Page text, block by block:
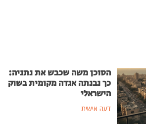
הסוכן משה שכבש את נתניה:
כך נבנתה אגדה מקומית בשוק
הישראלי
דעה אישית